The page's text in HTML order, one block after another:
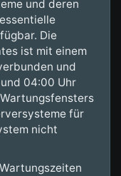
und deren
Die
ist mit einem
und
04:00 Uhr
für
nicht